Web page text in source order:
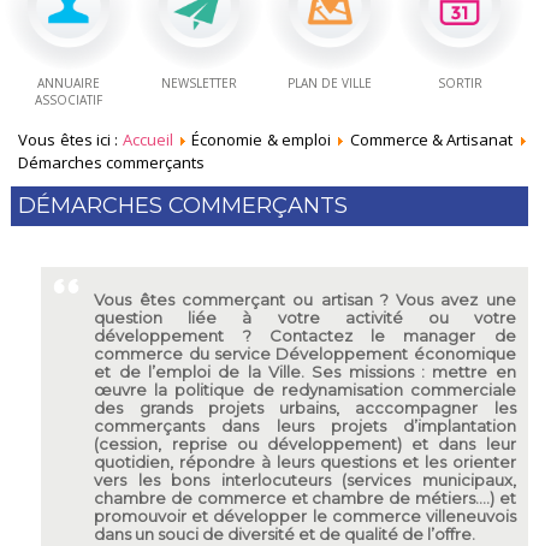
ANNUAIRE
ASSOCIATIF
NEWSLETTER PLAN DE VILLE SORTIR
Vous êtes ici : Accueil Économie & emploi
Commerce & Artisanat
Démarches commerçants
DÉMARCHES COMMERÇANTS
Vous êtes commerçant ou artisan ? Vous avez une
question liée à votre activité ou votre
développement ? Contactez le manager de
commerce du service Développement économique
et de l’emploi de la Ville. Ses missions : mettre en
œuvre la politique de redynamisation commerciale
des grands projets urbains, acccompagner les
commerçants dans leurs projets d’implantation
(cession, reprise ou développement) et dans leur
quotidien, répondre à leurs questions et les orienter
vers les bons interlocuteurs (services municipaux,
chambre de commerce et chambre de métiers....) et
promouvoir et développer le commerce villeneuvois
dans un souci de diversité et de qualité de l’offre.